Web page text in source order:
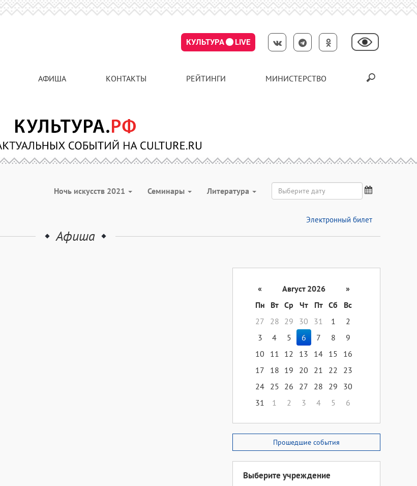
КУЛЬТУРА LIVE
АФИША КОНТАКТЫ РЕЙТИНГИ МИНИСТЕРСТВО
Ночь искусств 2021 Семинары Литература
Электронный билет
Афиша
« Август 2026
»
Пн
Вт Ср Чт Пт Сб
Вс
27
28 29 30 31 1
2
3
4 5 6 7 8
9
10
11 12 13 14 15
16
17
18 19 20 21 22
23
24 25 26 27 28 29
30
31
1 2 3 4 5 6
Прошедшие события
Выберите учреждение